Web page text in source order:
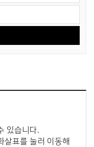
있습니다.
살표를 눌러 이동해